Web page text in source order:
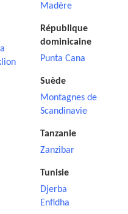
Madère
République
dominicaine
Punta Cana
Suède
Montagnes de
Scandinavie
Tanzanie
Zanzibar
Tunisie
Djerba
Enfidha